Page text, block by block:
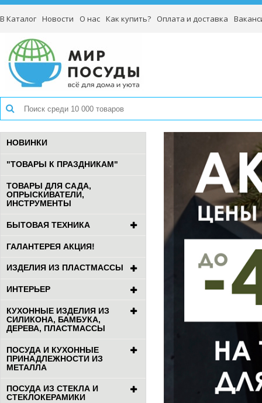
В Каталог Новости О нас Как купить? Оплата и доставка
НОВИНКИ
"ТОВАРЫ К ПРАЗДНИКАМ"
ТОВАРЫ ДЛЯ САДА,
ОПРЫСКИВАТЕЛИ,
ИНСТРУМЕНТЫ
БЫТОВАЯ ТЕХНИКА
ГАЛАНТЕРЕЯ АКЦИЯ!
ИЗДЕЛИЯ ИЗ ПЛАСТМАССЫ
ИНТЕРЬЕР
КУХОННЫЕ ИЗДЕЛИЯ ИЗ
СИЛИКОНА, БАМБУКА,
ДЕРЕВА, ПЛАСТМАССЫ
ПОСУДА И КУХОННЫЕ
ПРИНАДЛЕЖНОСТИ ИЗ
МЕТАЛЛА
ПОСУДА ИЗ СТЕКЛА И
СТЕКЛОКЕРАМИКИ